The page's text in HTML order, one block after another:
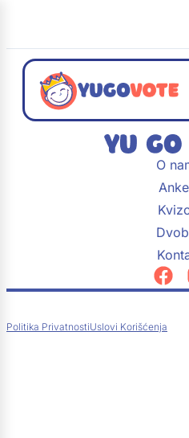
O
Politika PrivatnostiUslovi Korišćenja